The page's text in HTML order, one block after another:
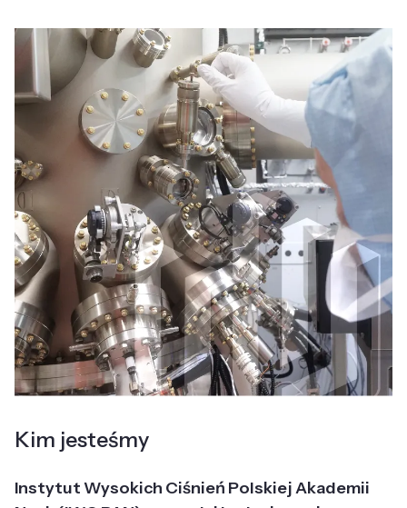
Kim jesteśmy
Instytut Wysokich Ciśnień Polskiej Akademii